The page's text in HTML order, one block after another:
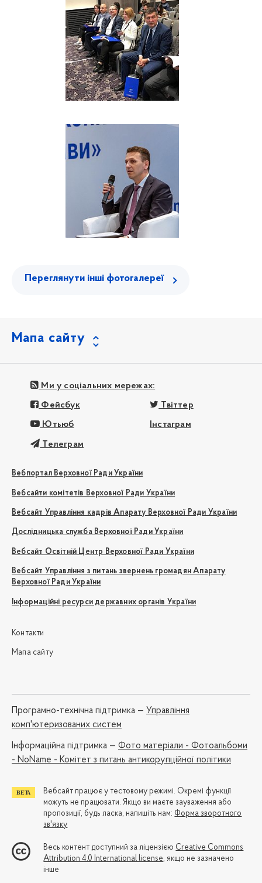
Переглянути інші фотогалереї
Мапа сайту
Ми у соціальних мережах:
Фейсбук Твіттер
Ютьюб Інстаграм
Телеграм
Вебпортал Верховної Ради України
Вебсайти комітетів Верховної Ради України
Вебсайт Управління кадрів Апарату Верховної Ради України
Дослідницька служба Верховної Ради України
Вебсайт Освітній Центр Верховної Ради України
Вебсайт Управління з питань звернень громадян Апарату
Верховної Ради України
Інформаційні ресурси державних органів України
Контакти
Мапа сайту
Програмно-технічна підтримка — Управління
комп'ютеризованих систем
Iнформаційна підтримка — Фото матеріали - Фотоальбоми
- NoName - Комітет з питань антикорупційної політики
Вебсайт працює у тестовому режимі. Окремі функції
можуть не працювати. Якщо ви маєте зауваження або
пропозиції, будь ласка, напишіть нам: Форма зворотного
зв'язку
Весь контент доступний за ліцензією Creative Commons
Attribution 4.0 International license, якщо не зазначено
інше